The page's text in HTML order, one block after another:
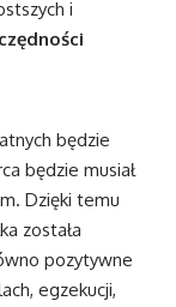
i
będzie
będzie musiał
Dzięki temu
została
pozytywne
egzekucji,